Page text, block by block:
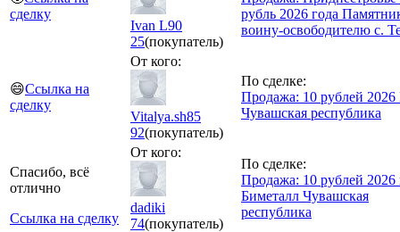
сделку
Ivan L90
25(покупатель)
рубль 2026 года
воину-освободителю с.
😄Ссылка на
сделку
От кого:
Vitalya.sh85
92(покупатель)
По сделке:
Продажа: 10 рублей 2026
Чувашская республика
Спасибо, всё
отлично
Ссылка на сделку
От кого:
dadiki
74(покупатель)
По сделке:
Продажа: 10 рублей 2026
Биметалл Чувашская
республика